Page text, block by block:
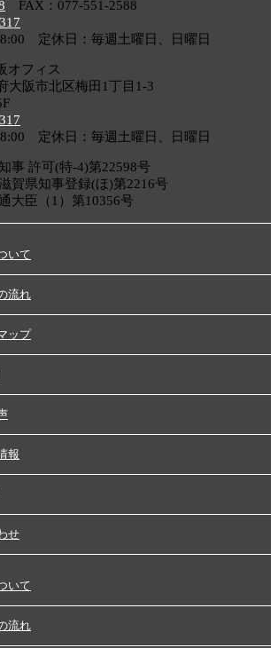
FAX：077-551-2588
定休日：毎週土曜日、日曜日
オフィス
阪市北区梅田1丁目1-3
定休日：毎週土曜日、日曜日
事 許可(特-4)第22598号
賀県知事登録(ほ)第2216号
大臣（1）第10356号
いて
流れ
ップ
報
せ
いて
流れ